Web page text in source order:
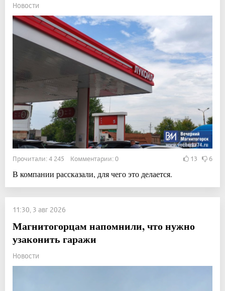
Новости
Прочитали: 4 245 Комментарии: 0 13 6
В компании рассказали, для чего это делается.
11:30, 3 авг 2026
Магнитогорцам напомнили, что нужно
узаконить гаражи
Новости